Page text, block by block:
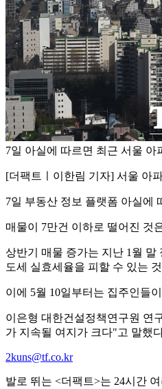
7일 아실에 따르면 최근 서울
[더팩트ㅣ이한림 기자] 서울 아
7일 부동산 정보 플랫폼 아실에
매물이 7만건 이하로 떨어진 것
상반기 매물 증가는 지난 1월 말
도세 실효세율을 피할 수 있는
이에 5월 10일부터는 집주인들
이은형 대한건설정책연구원 연
가 지속될 여지가 크다"고 말했
2kuns@tf.co.kr
발로 뛰는 <더팩트>는 24시간